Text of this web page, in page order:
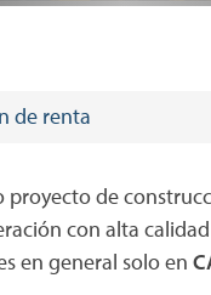
de renta
proyecto de
con alta
en general solo en